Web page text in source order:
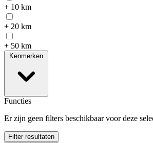
+ 10 km
+ 20 km
+ 50 km
Kenmerken
Functies
Er zijn geen filters beschikbaar voor deze
Filter resultaten